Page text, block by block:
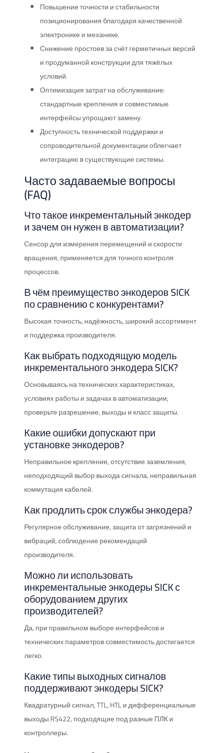
Повышение точности и стабильности
позиционирования благодаря качественной
электронике и механике.
Снижение простоев за счёт герметичных версий
и продуманной конструкции для тяжёлых
условий.
Оптимизация затрат на обслуживание:
стандартные крепления и совместимые
интерфейсы упрощают замену.
Доступность технической поддержки и
сопроводительной документации облегчает
интеграцию в существующие системы.
Часто задаваемые вопросы
(FAQ)
Что такое инкрементальный энкодер
и зачем он нужен в автоматизации?
Сенсор для измерения перемещений и скорости
вращения, применяется для точного контроля
процессов.
В чём преимущество энкодеров SICK
по сравнению с конкурентами?
Высокая точность, надёжность, широкий ассортимент
и поддержка производителя.
Как выбрать подходящую модель
инкрементального энкодера SICK?
Основываясь на технических характеристиках,
условиях работы и задачах в автоматизации;
проверьте разрешение, выходы и класс защиты.
Какие ошибки допускают при
установке энкодеров?
Неправильное крепление, отсутствие заземления,
неподходящий выбор выхода сигнала, неправильная
коммутация кабелей.
Как продлить срок службы энкодера?
Регулярное обслуживание, защита от загрязнений и
вибраций, соблюдение рекомендаций
производителя.
Можно ли использовать
инкрементальные энкодеры SICK с
оборудованием других
производителей?
Да, при правильном выборе интерфейсов и
технических параметров совместимость достигается
легко.
Какие типы выходных сигналов
поддерживают энкодеры SICK?
Квадратурный сигнал, TTL, HTL и дифференциальные
выходы RS422, подходящие под разные ПЛК и
контроллеры.